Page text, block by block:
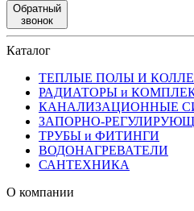
Обратный
звонок
Каталог
ТЕПЛЫЕ ПОЛЫ И
РАДИАТОРЫ и
КАНАЛИЗАЦИОННЫЕ
ЗАПОРНО-
ТРУБЫ и ФИТИНГИ
ВОДОНАГРЕВАТЕЛИ
САНТЕХНИКА
О компании